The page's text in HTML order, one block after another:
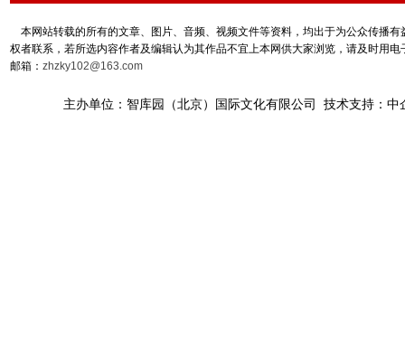
本网站转载的所有的文章、图片、音频、视频文件等资料，均出于为公众传播
权者联系，若所选内容作者及编辑认为其作品不宜上本网供大家浏览，请及时用
邮箱： zhzky102@163.com
主办单位：智库园（北京）国际文化有限公司 技术支持：